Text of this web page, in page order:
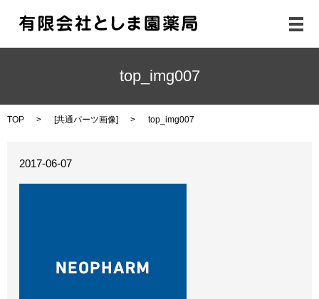
メ
top_img007
TOP [共通パーツ画像] top_img007
2017-06-07